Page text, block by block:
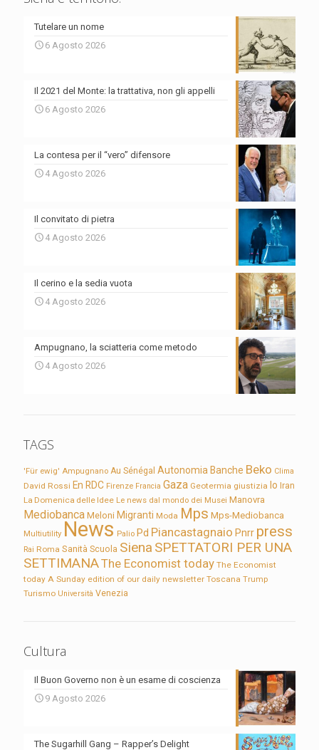
Tutelare un nome
6 Agosto 2026
Il 2021 del Monte: la trattativa, non gli appelli
6 Agosto 2026
La contesa per il “vero” difensore
4 Agosto 2026
Il convitato di pietra
4 Agosto 2026
Il cerino e la sedia vuota
4 Agosto 2026
Ampugnano, la sciatteria come metodo
4 Agosto 2026
TAGS
'Für ewig' Ampugnano Au Sénégal Autonomia Banche Beko Clima
David Rossi En RDC Firenze Francia Gaza Geotermia giustizia Io Iran
La Domenica delle Idee Le news dal mondo dei Musei Manovra
Mediobanca Meloni Migranti Moda Mps Mps-Mediobanca
Multiutility News Palio Pd Piancastagnaio Pnrr press
Rai Roma Sanità Scuola Siena SPETTATORI PER UNA
SETTIMANAThe Economist today The Economist
today A Sunday edition of our daily newsletter Toscana Trump
Turismo Università Venezia
Cultura
Il Buon Governo non è un esame di coscienza
9 Agosto 2026
The Sugarhill Gang – Rapper’s Delight